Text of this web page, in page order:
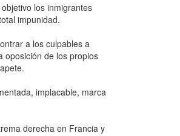
los inmigrantes
impunidad.
a los culpables a
oposición de los propios
implacable, marca
derecha en Francia y